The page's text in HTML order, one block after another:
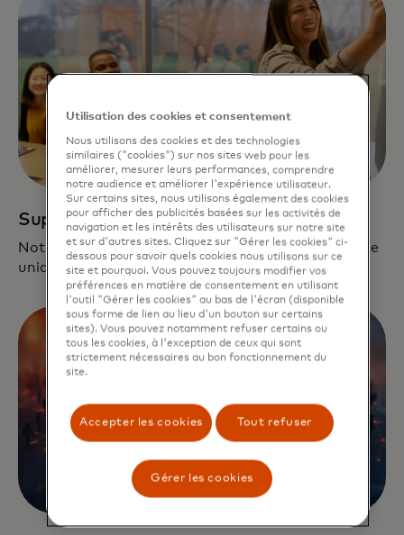
Support dédié
Notre équipe se consacre à la création d’un pipeline
unique et pertinent pour chaque entreprise.
Utilisation des cookies et consentement
Nous utilisons des cookies et des technologies
similaires ("cookies") sur nos sites web pour les
améliorer, mesurer leurs performances, comprendre
notre audience et améliorer l'expérience utilisateur.
Sur certains sites, nous utilisons également des cookies
pour afficher des publicités basées sur les activités de
navigation et les intérêts des utilisateurs sur notre site
et sur d'autres sites. Cliquez sur "Gérer les cookies" ci-
dessous pour savoir quels cookies nous utilisons sur ce
site et pourquoi. Vous pouvez toujours modifier vos
préférences en matière de consentement en utilisant
l'outil "Gérer les cookies" au bas de l'écran (disponible
sous forme de lien au lieu d'un bouton sur certains
sites). Vous pouvez notamment refuser certains ou
tous les cookies, à l'exception de ceux qui sont
strictement nécessaires au bon fonctionnement du
site.
Accepter les cookies Tout refuser
Gérer les cookies